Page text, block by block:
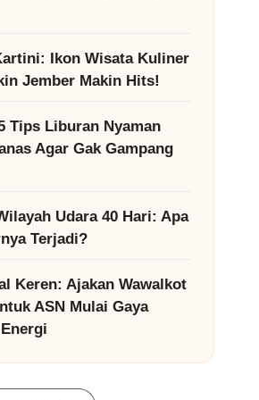
Ikon Wisata Kuliner
Jember Makin Hits!
Tips Liburan Nyaman
Agar Gak Gampang
Udara 40 Hari: Apa
Terjadi?
Keren: Ajakan Wawalkot
ASN Mulai Gaya